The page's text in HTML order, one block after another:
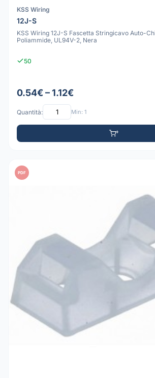
KSS Wiring
12J-S
KSS Wiring 12J-S Fascetta Stringicavo Auto-
Poliammide, UL94V-2, Nera
50
0.54€ – 1.12€
Quantità: Min: 1
PDF